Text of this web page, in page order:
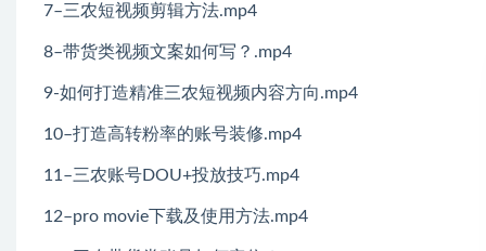
7–三农短视频剪辑方法.mp4
8–带货类视频文案如何写？.mp4
9-如何打造精准三农短视频内容方向.mp4
10–打造高转粉率的账号装修.mp4
11–三农账号DOU+投放技巧.mp4
12–pro movie下载及使用方法.mp4